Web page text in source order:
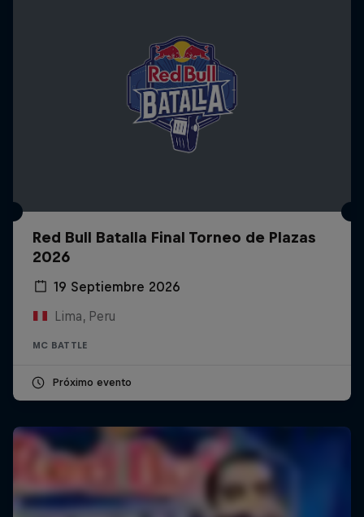
Red Bull Batalla Final Torneo de Plazas
2026
19 Septiembre 2026
Lima, Peru
MC BATTLE
Próximo evento